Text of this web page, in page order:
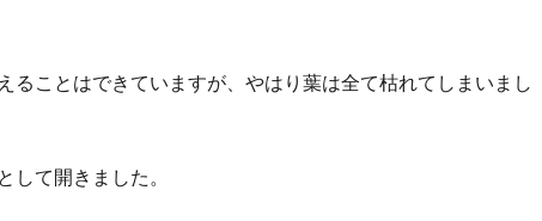
ることはできていますが、やはり葉は全て枯れてしまいまし
して開きました。